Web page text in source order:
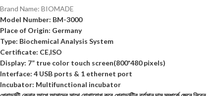
Brand Name: BIOMADE
Model Number: BM-3000
Place of Origin: Germany
Type: Biochemical Analysis System
Certificate: CE,ISO
Display: 7” true color touch screen(800*480 pixels)
Interface: 4 USB ports & 1 ethernet port
Incubator: Multifunctional incubator